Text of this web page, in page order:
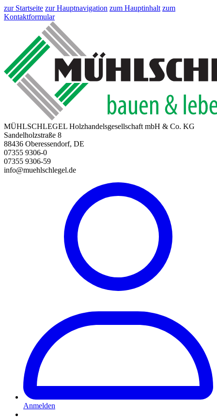
zur Startseite zur Hauptnavigation zum Hauptinhalt zum
Kontaktformular
MÜHLSCHLEGEL Holzhandelsgesellschaft mbH & Co. KG
Sandelholzstraße 8
88436 Oberessendorf, DE
07355 9306-0
07355 9306-59
info@muehlschlegel.de
Anmelden